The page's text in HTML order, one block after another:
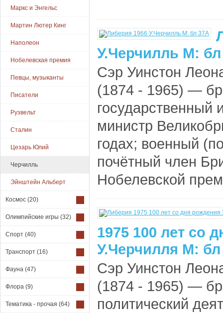
Маркс и Энгельс
Мартин Лютер Кинг
Наполеон
Нобелевская премия
Певцы, музыканты
Писатели
Рузвельт
Сталин
Цезарь Юлий
Черчилль
Эйнштейн Альберт
Космос (20)
Олимпийские игры (32)
Спорт (40)
Транспорт (16)
Фауна (47)
Флора (9)
Тематика - прочая (64)
У.Черчилль М:
Сэр Уинстон
(1874 - 1965) —
государственный
министр
годах; военный
почётный член
Нобелевской
1975 100 лет со
У.Черчилля М:
Сэр Уинстон
(1874 - 1965) —
политический